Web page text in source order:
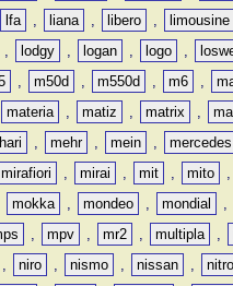
lfa , liana , libero , limousine
, lodgy , logan , logo ,
, m50d , m550d , m6 ,
materia , matiz , matrix ,
, mehr , mein , mercedes
mirafiori , mirai , mit , mito
,
mokka , mondeo , mondial
,
, mpv , mr2 , multipla ,
, niro , nismo , nissan , nitro